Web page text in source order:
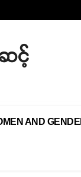
င့်
AND